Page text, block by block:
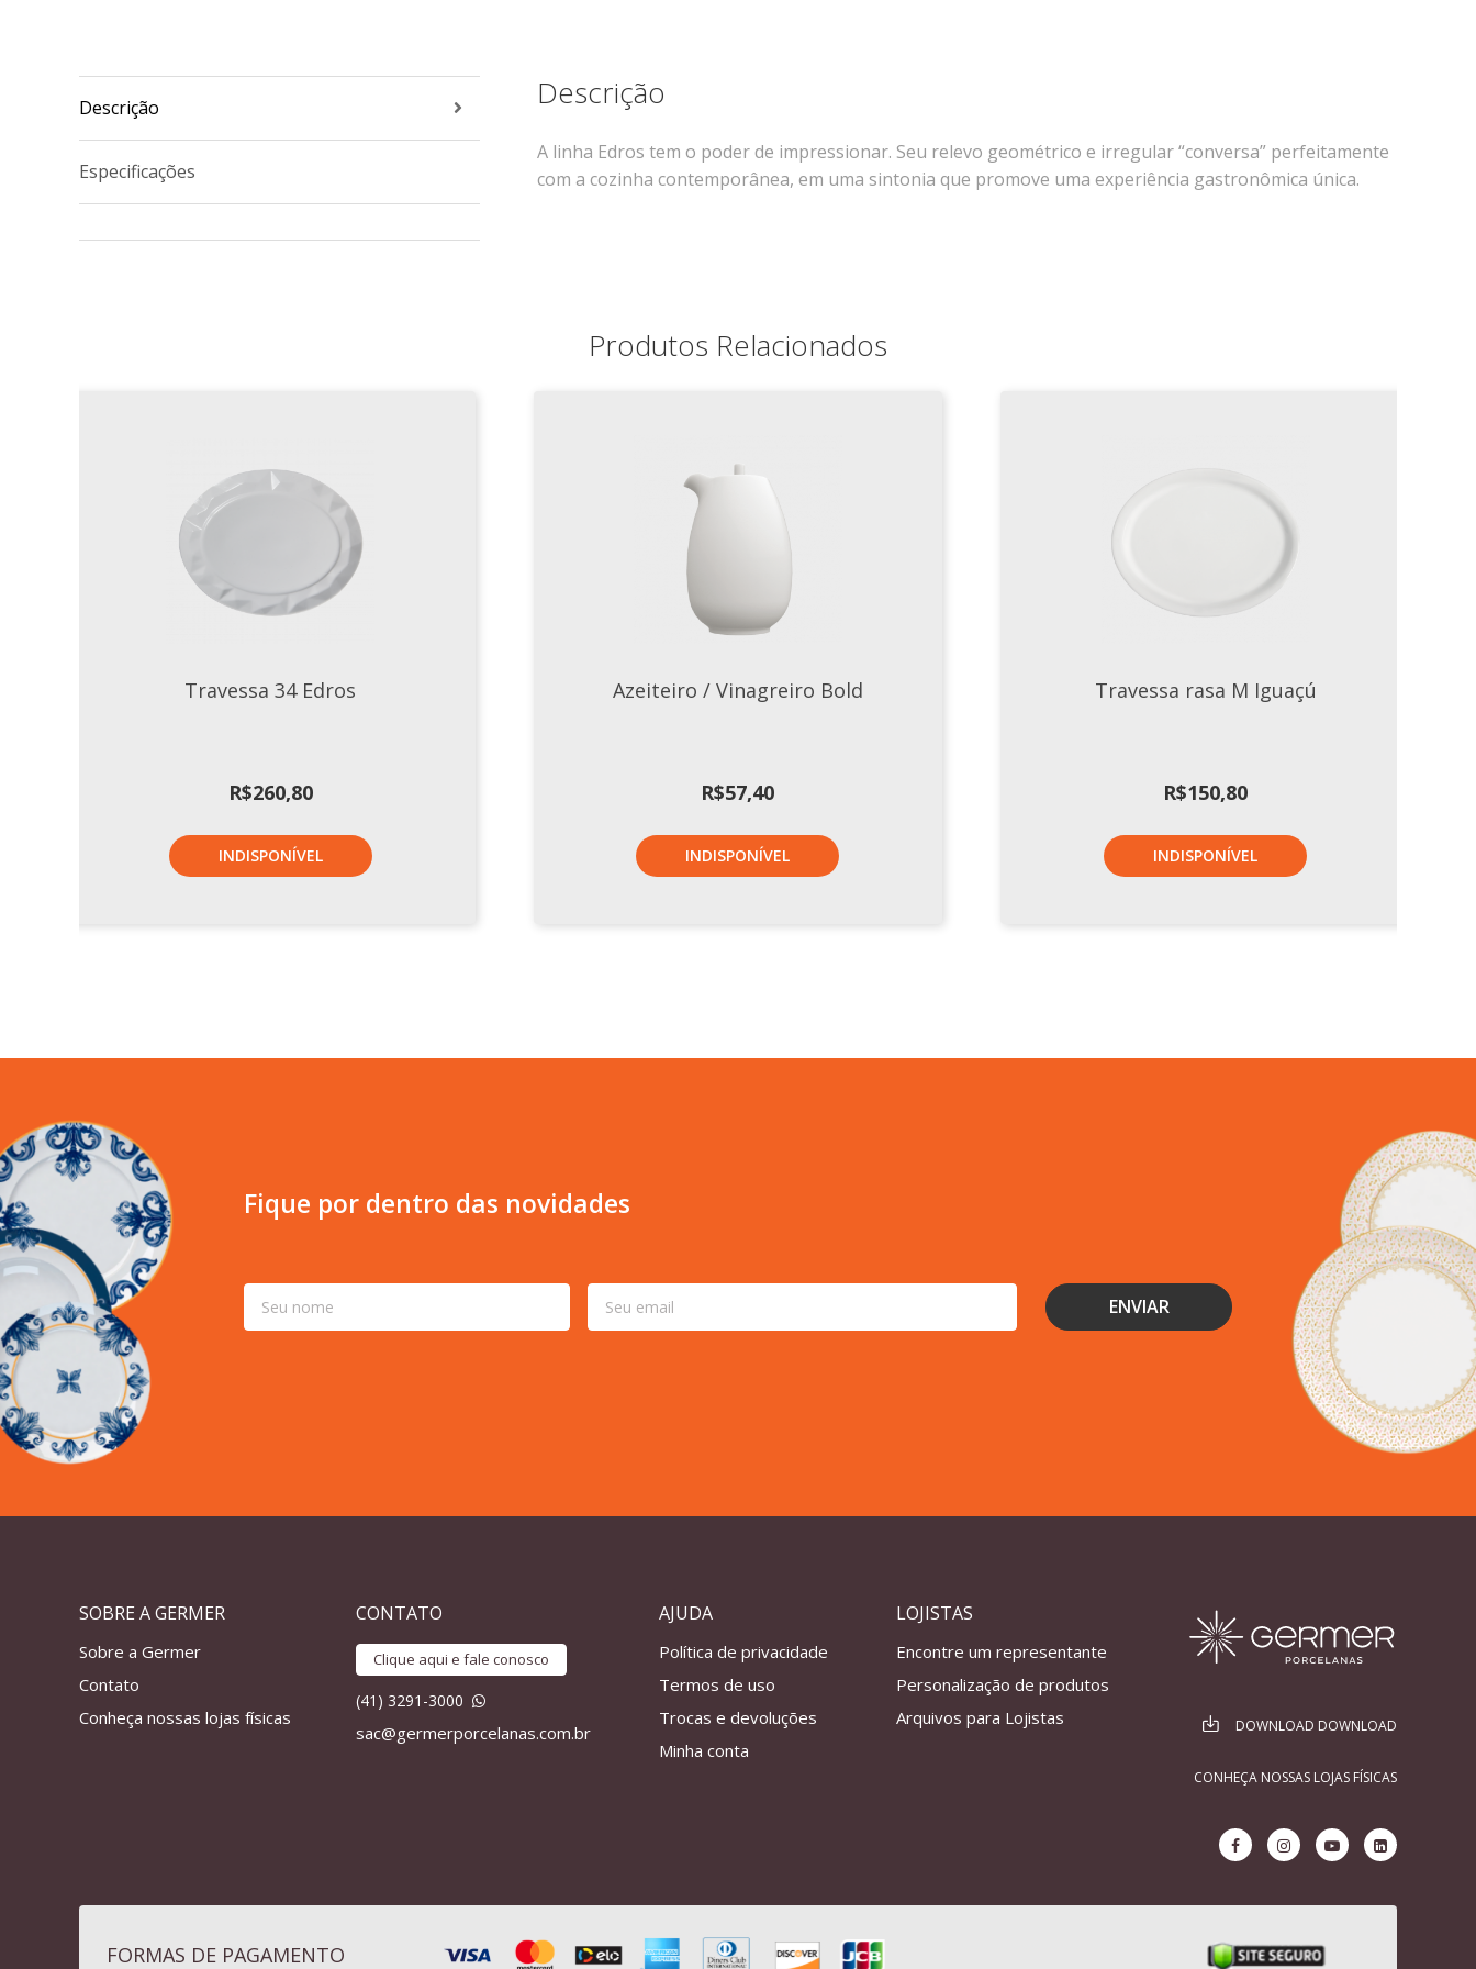
Descrição
Especificações
Descrição
A linha Edros tem o poder de impressionar. Seu relevo geométrico e irregular “conversa” perfeitamente
com a cozinha contemporânea, em uma sintonia que promove uma experiência gastronômica única.
Produtos Relacionados
Travessa 34 Edros
R$260,80
INDISPONÍVEL
Azeiteiro / Vinagreiro Bold
R$57,40
INDISPONÍVEL
Travessa rasa M Iguaçú
R$150,80
INDISPONÍVEL
Fique por dentro das novidades
SOBRE A GERMER
Sobre a Germer
Contato
Conheça nossas lojas físicas
CONTATO
Clique aqui e fale conosco
(41) 3291-3000
sac@germerporcelanas.com.br
AJUDA
Política de privacidade
Termos de uso
Trocas e devoluções
Minha conta
LOJISTAS
Encontre um representante
Personalização de produtos
Arquivos para Lojistas
DOWNLOAD DOWNLOAD
CONHEÇA NOSSAS LOJAS FÍSICAS
FORMAS DE PAGAMENTO